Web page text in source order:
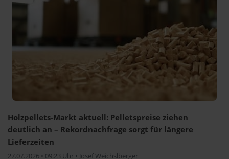
Holzpellets-Markt aktuell: Pelletspreise ziehen
deutlich an – Rekordnachfrage sorgt für längere
Lieferzeiten
27.07.2026 • 09:23 Uhr • Josef Weichslberger